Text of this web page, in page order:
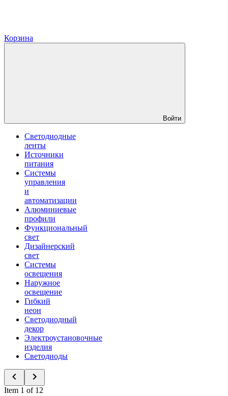
Корзина
Войти
Светодиодные
ленты
Источники
питания
Системы
управления
и
автоматизации
Алюминиевые
профили
Функциональный
свет
Дизайнерский
свет
Системы
освещения
Наружное
освещение
Гибкий
неон
Светодиодный
декор
Электроустановочные
изделия
Светодиоды
Item 1 of 12